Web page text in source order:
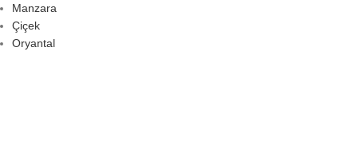
Manzara
Çiçek
Oryantal